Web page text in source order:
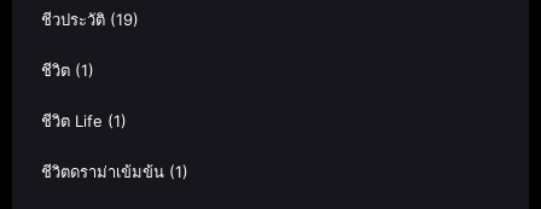
ชีวประวัติ (19)
ชีวิต (1)
ชีวิต Life (1)
ชีวิตดราม่าเข้มข้น (1)